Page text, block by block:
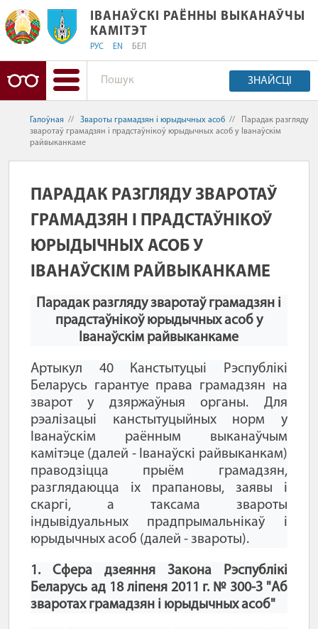
ІВАНАЎСКІ РАЁННЫ ВЫКАНАЎЧЫ
ІВАНАЎСКІ РАЁННЫ ВЫКАНАЎЧЫ
КАМІТЭТ
РУС EN БЕЛ
ЗНАЙСЦІ
Галоўная // Звароты грамадзян і юрыдычных асоб //
Парадак разгляду
зваротаў грамадзян і прадстаўнікоў юрыдычных асоб у Іванаўскім
райвыканкаме
ПАРАДАК РАЗГЛЯДУ ЗВАРОТАЎ
ГРАМАДЗЯН І ПРАДСТАЎНІКОЎ
ЮРЫДЫЧНЫХ АСОБ У
ІВАНАЎСКІМ РАЙВЫКАНКАМЕ
Парадак разгляду зваротаў грамадзян і
прадстаўнікоў юрыдычных асоб у
Іванаўскім райвыканкаме
Артыкул 40 Канстытуцыі Рэспублікі
Беларусь гарантуе права грамадзян на
зварот у дзяржаўныя органы. Для
рэалізацыі канстытуцыйных норм у
Іванаўскім раённым выканаўчым
камітэце (далей - Іванаўскі райвыканкам)
праводзіцца прыём грамадзян,
разглядаюцца іх прапановы, заявы і
скаргі, а таксама звароты
індывідуальных прадпрымальнікаў і
юрыдычных асоб (далей - звароты).
1. Сфера дзеяння Закона Рэспублікі
Беларусь ад 18 ліпеня 2011 г. № 300-З "Аб
зваротах грамадзян і юрыдычных асоб"